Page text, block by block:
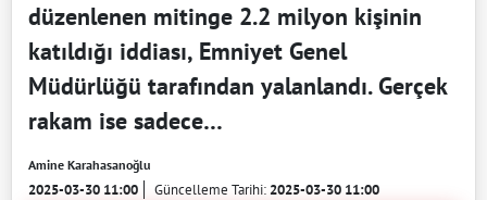
düzenlenen mitinge 2.2 milyon kişinin
katıldığı iddiası, Emniyet Genel
Müdürlüğü tarafından yalanlandı. Gerçek
rakam ise sadece…
Amine Karahasanoğlu
2025-03-30 11:00 Güncelleme Tarihi:2025-03-30 11:00